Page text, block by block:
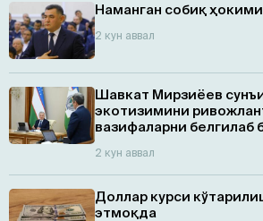
Наманган собиқ
2 кун аввал
Шавкат Мирзиёев
экотизимини
вазифаларни белгилаб
2 кун аввал
Доллар курси
этмоқда